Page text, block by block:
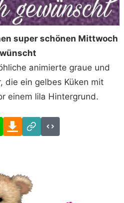
super schönen Mittwoch
animierte graue und
die ein gelbes Küken mit
einem lila Hintergrund.
WhatsAppDownload
Link
Code